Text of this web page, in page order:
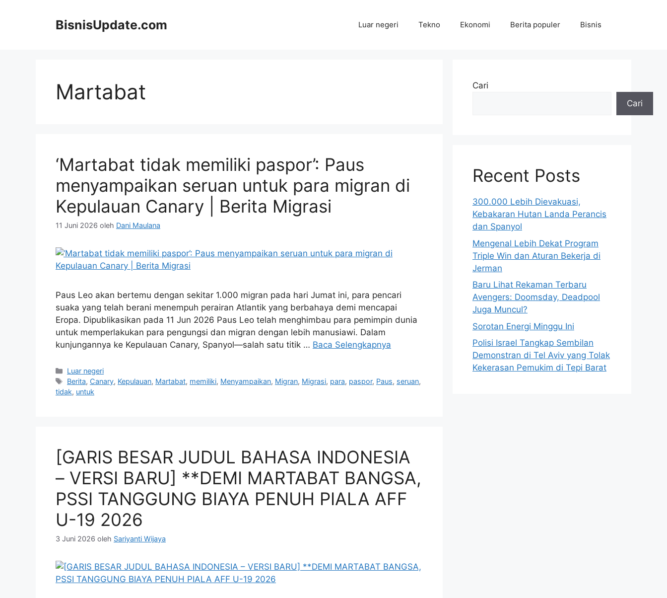
BisnisUpdate.com Luar negeri Tekno Ekonomi Berita populer Bisnis
Martabat
‘Martabat tidak memiliki paspor’: Paus
menyampaikan seruan untuk para migran di
Kepulauan Canary | Berita Migrasi
11 Juni 2026 oleh Dani Maulana
Paus Leo akan bertemu dengan sekitar 1.000 migran pada hari Jumat ini, para pencari
suaka yang telah berani menempuh perairan Atlantik yang berbahaya demi mencapai
Eropa. Dipublikasikan pada 11 Jun 2026 Paus Leo telah menghimbau para pemimpin dunia
untuk memperlakukan para pengungsi dan migran dengan lebih manusiawi. Dalam
kunjungannya ke Kepulauan Canary, Spanyol—salah satu titik … Baca Selengkapnya
Kategori
Luar negeri
Tag
Berita, Canary, Kepulauan, Martabat, memiliki, Menyampaikan, Migran, Migrasi, para, paspor, Paus, seruan,
tidak, untuk
[GARIS BESAR JUDUL BAHASA INDONESIA
– VERSI BARU] **DEMI MARTABAT BANGSA,
PSSI TANGGUNG BIAYA PENUH PIALA AFF
U-19 2026
3 Juni 2026 oleh Sariyanti Wijaya
Cari
Cari
Recent Posts
300.000 Lebih Dievakuasi,
Kebakaran Hutan Landa Perancis
dan Spanyol
Mengenal Lebih Dekat Program
Triple Win dan Aturan Bekerja di
Jerman
Baru Lihat Rekaman Terbaru
Avengers: Doomsday, Deadpool
Juga Muncul?
Sorotan Energi Minggu Ini
Polisi Israel Tangkap Sembilan
Demonstran di Tel Aviv yang Tolak
Kekerasan Pemukim di Tepi Barat